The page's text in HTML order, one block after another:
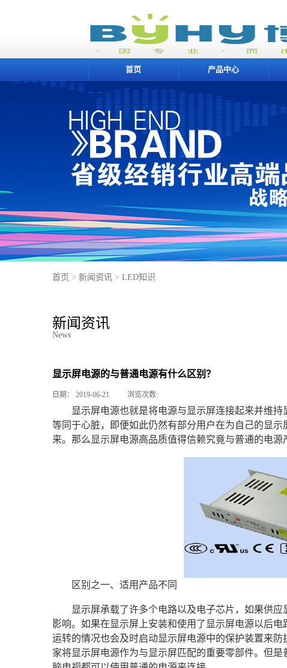
首页 产品中心
首页 > 新闻资讯 > LED知识
新闻资讯
News
显示屏电源的与普通电源有什么区别？
日期： 2019-06-21 浏览次数:
显示屏电源也就是将电源与显示屏连接起来并维
等同于心脏，即便如此仍然有部分用户在为自己的显
来。那么显示屏电源高品质值得信赖究竟与普通的电源
区别之一、适用产品不同
显示屏承载了许多个电路以及电子芯片，如果供
影响。如果在显示屏上安装和使用了显示屏电源以后
运转的情况也会及时启动显示屏电源中的保护装置来
家将显示屏电源作为与显示屏匹配的重要零部件。但